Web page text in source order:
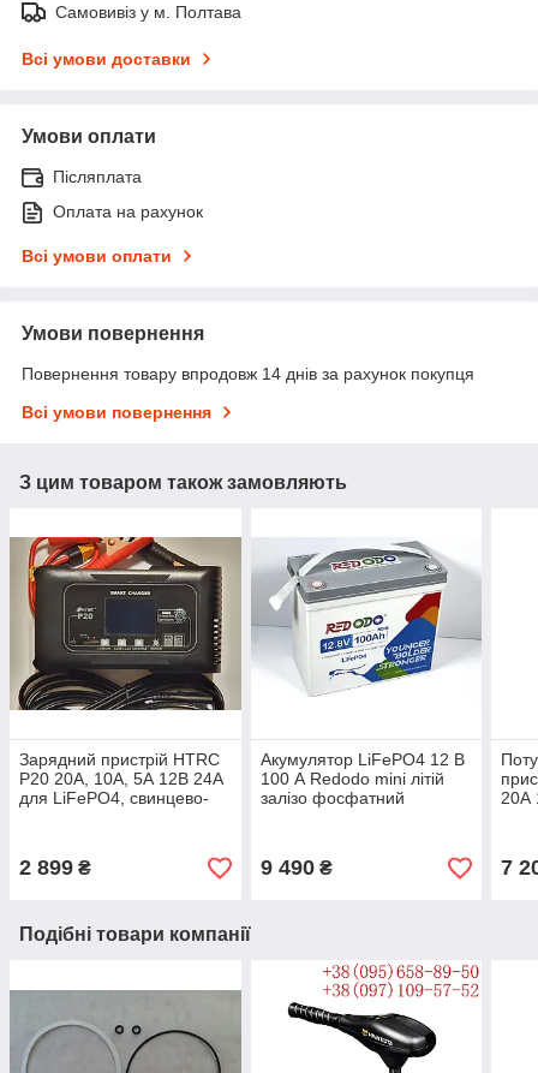
Самовивіз у м. Полтава
Всі умови доставки
Умови оплати
Післяплата
Оплата на рахунок
Всі умови оплати
Умови повернення
Повернення товару впродовж 14 днів за рахунок покупця
Всі умови повернення
З цим товаром також замовляють
Зарядний пристрій HTRC
P20 20А, 10А, 5А 12В 24А
для LiFePO4, свинцево-
2 899 ₴
Акумулятор LiFePO4 12 В
100 А Redodo mini літій
залізо фосфатний
9 490₴
20А
7
Подібні товари компанії